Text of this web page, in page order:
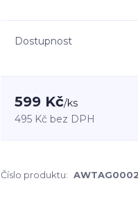
Dostupnost
599 Kč/ks
495 Kč bez DPH
Číslo produktu: